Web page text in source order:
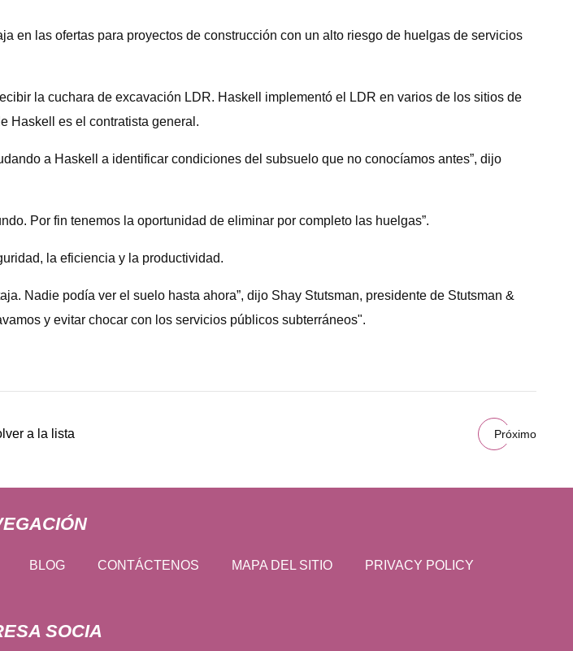
en las ofertas para proyectos de construcción con un alto riesgo de huelgas de servicios
la cuchara de excavación LDR. Haskell implementó el LDR en varios de los sitios de
Haskell es el contratista general.
a Haskell a identificar condiciones del subsuelo que no conocíamos antes”, dijo
Por fin tenemos la oportunidad de eliminar por completo las huelgas”.
la eficiencia y la productividad.
Nadie podía ver el suelo hasta ahora”, dijo Shay Stutsman, presidente de Stutsman &
y evitar chocar con los servicios públicos subterráneos".
a la lista Próximo
BLOG CONTÁCTENOS MAPA DEL SITIO PRIVACY POLICY
SOCIA